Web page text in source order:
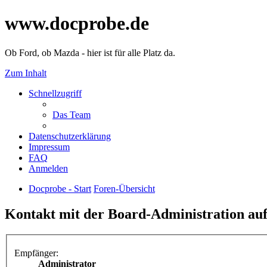
www.docprobe.de
Ob Ford, ob Mazda - hier ist für alle Platz da.
Zum Inhalt
Schnellzugriff
Das Team
Datenschutzerklärung
Impressum
FAQ
Anmelden
Docprobe - Start Foren-Übersicht
Kontakt mit der Board-Administration
Empfänger:
Administrator